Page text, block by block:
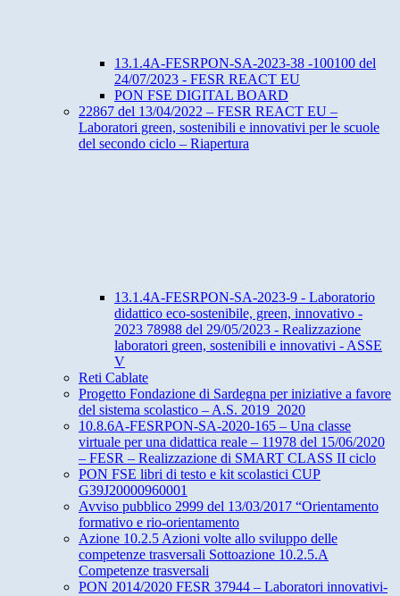
13.1.4A-FESRPON-SA-2023-38 -100100 del
24/07/2023 - FESR REACT EU
PON FSE DIGITAL BOARD
22867 del 13/04/2022 – FESR REACT EU –
Laboratori green, sostenibili e innovativi per le scuole
del secondo ciclo – Riapertura
13.1.4A-FESRPON-SA-2023-9 - Laboratorio
didattico eco-sostenibile, green, innovativo -
2023 78988 del 29/05/2023 - Realizzazione
laboratori green, sostenibili e innovativi - ASSE
V
Reti Cablate
Progetto Fondazione di Sardegna per iniziative a favore
del sistema scolastico – A.S. 2019_2020
10.8.6A-FESRPON-SA-2020-165 – Una classe
virtuale per una didattica reale – 11978 del 15/06/2020
– FESR – Realizzazione di SMART CLASS II ciclo
PON FSE libri di testo e kit scolastici CUP
G39J20000960001
Avviso pubblico 2999 del 13/03/2017 “Orientamento
formativo e rio-orientamento
Azione 10.2.5 Azioni volte allo sviluppo delle
competenze trasversali Sottoazione 10.2.5.A
Competenze trasversali
PON 2014/2020 FESR 37944 – Laboratori innovativi-